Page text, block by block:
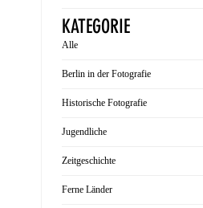
KATEGORIE
Alle
Berlin in der Fotografie
Historische Fotografie
Jugendliche
Zeitgeschichte
Ferne Länder